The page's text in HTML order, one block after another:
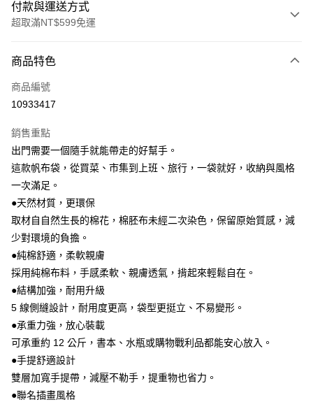
付款與運送方式
超取滿NT$599免運
信用卡一次付款
超商取貨付款
Apple Pay
街口支付
悠遊付
Google Pay
AFTEE先享後付
相關說明
【關於「AFTEE先享後付」】
AFTEE先享後付是「在收到商品之後才付款」的支付方式。 讓您購物簡單
便利好安心！
１．簡單：不需註冊會員、不需綁卡、不需儲值。
３．安心：先確認商品／服務後，再付款。
【「AFTEE先享後付」結帳流程】
１．於結帳方式選擇「AFTEE先享後付」後，將跳轉至「AFTEE先享後付」
結帳頁面，進行簡訊認證並確認金額後，即可完成結帳。
ATM付款
運送方式
全家取貨付款
付款後全家取貨
商品特色
商品編號
10933417
銷售重點
出門需要一個隨手就能帶走的好幫手。
這款帆布袋，從買菜、市集到上班、旅行，一袋就好，收納與風格
一次滿足。
●天然材質，更環保
取材自自然生長的棉花，棉胚布未經二次染色，保留原始質感，減
少對環境的負擔。
●純棉舒適，柔軟親膚
採用純棉布料，手感柔軟、親膚透氣，揹起來輕鬆自在。
●結構加強，耐用升級
5 線側縫設計，耐用度更高，袋型更挺立、不易變形。
●承重力強，放心裝載
可承重約 12 公斤，書本、水瓶或購物戰利品都能安心放入。
●手提舒適設計
雙層加寬手提帶，減壓不勒手，提重物也省力。
●聯名插畫風格